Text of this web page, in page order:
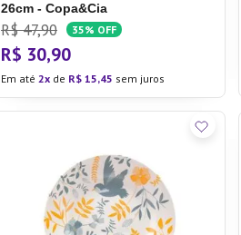
26cm - Copa&Cia
R$ 47,90 35% OFF
R$ 30,90
Em até 2 de R$ 15,45 sem juros